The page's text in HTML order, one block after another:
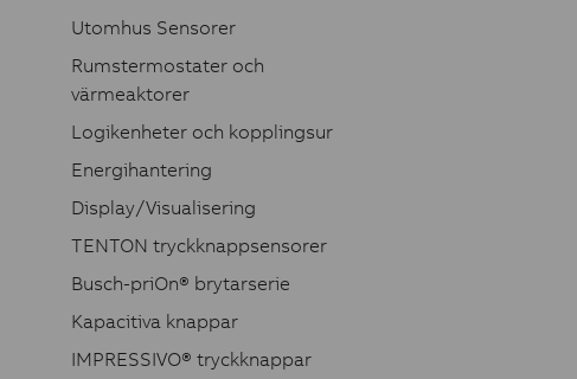
Utomhus Sensorer
Rumstermostater och
värmeaktorer
Logikenheter och kopplingsur
Energihantering
Display/Visualisering
TENTON tryckknappsensorer
Busch-priOn® brytarserie
Kapacitiva knappar
IMPRESSIVO® tryckknappar